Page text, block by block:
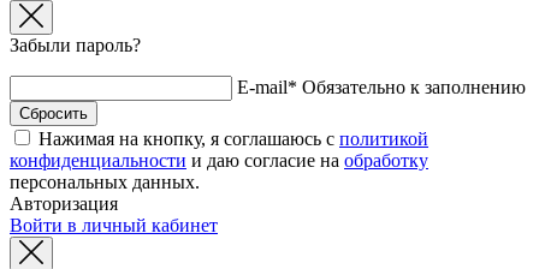
Забыли пароль?
E-mail* Обязательно к заполнению
Нажимая на кнопку, я соглашаюсь с политикой
конфиденциальности и даю согласие на обработку
персональных данных.
Авторизация
Войти в личный кабинет